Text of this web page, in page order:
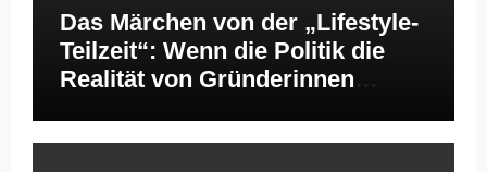
Das Märchen von der „Lifestyle-
Teilzeit“: Wenn die Politik die
Realität von Gründerinnen